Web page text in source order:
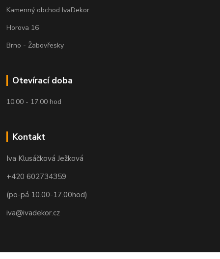
Kamenný obchod IvaDekor
Horova 16
Brno - Žabovřesky
Otevírací doba
10.00 - 17.00 hod
Kontakt
Iva Klusáčková Ježková
+420 602734359
(po-pá 10.00-17.00hod)
iva@ivadekor.cz